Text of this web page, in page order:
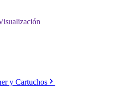
y Cartuchos